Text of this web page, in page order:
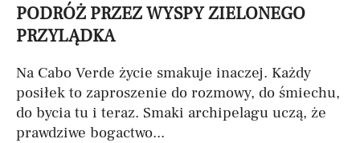
PODRÓŻ PRZEZ WYSPY ZIELONEGO
PRZYLĄDKA
Na Cabo Verde życie smakuje inaczej. Każdy
posiłek to zaproszenie do rozmowy, do śmiechu,
do bycia tu i teraz. Smaki archipelagu uczą, że
prawdziwe bogactwo...